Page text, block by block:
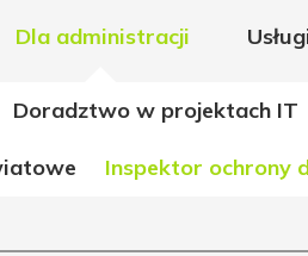
Dla administracji
Doradztwo w projektach IT
Inspektor ochrony